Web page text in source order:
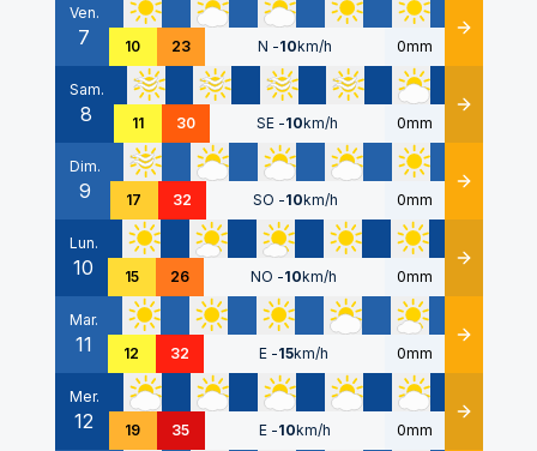
Ven.
7 10 23 N -10km/h 0mm Détails
Sam.
8 11 30 SE -10km/h 0mm Détails
Dim.
9 17 32 SO -10km/h 0mm Détails
Lun.
10 15 26 NO -10km/h 0mm Détails
Mar.
11 12 32 E -15km/h 0mm Détails
Mer.
12 19 35 E -10km/h 0mm Détails